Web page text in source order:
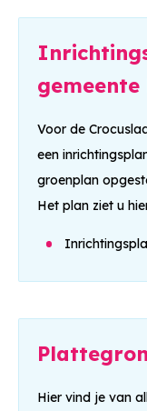
Nieuwsbrief
Nieuwsbrief 10,
Nieuwsbrief 9,
Nieuwsbrief 7
Nieuwsbrief 6
Inrichtingsplan en groenplan
Voor de
een
groenplan
Het plan ziet u
Hier vind je van